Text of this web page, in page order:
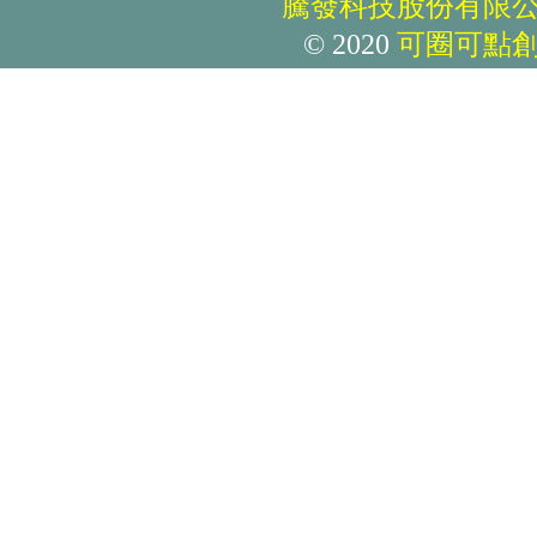
© 2020 可圈可點